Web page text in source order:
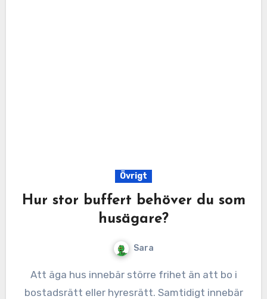
Övrigt
Hur stor buffert behöver du som
husägare?
Sara
Att äga hus innebär större frihet än att bo i
bostadsrätt eller hyresrätt. Samtidigt innebär